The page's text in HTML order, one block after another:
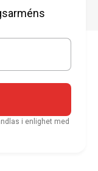
i enlighet med